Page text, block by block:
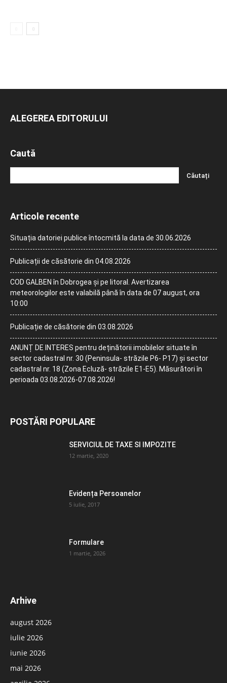
ALEGEREA EDITORULUI
Caută
Articole recente
Situația datoriei publice întocmită la data de 30.06.2026
Publicații de căsătorie din 04.08.2026
COD GALBEN în Dobrogea și pe litoral. Avertizarea
meteorologilor este valabilă până în data de 07 august, ora
10:00
Publicație de căsătorie din 03.08.2026
ANUNȚ DE INTERES pentru deținătorii imobilelor situate în
sector cadastral nr. 30 (Peninsula- străzile P6- P17) și sector
cadastral nr. 18 (Zona Ecluză- străzile E1-E5). Măsurători în
perioada 03.08.2026-07.08.2026!
POSTĂRI POPULARE
SERVICIUL DE TAXE SI IMPOZITE
12 martie, 2020
Evidența Persoanelor
5 iulie, 2017
Formulare
1 martie, 2026
Arhive
august 2026
iulie 2026
iunie 2026
mai 2026